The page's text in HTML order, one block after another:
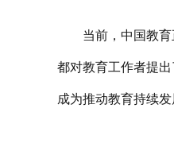
当前，中国教
都对教育工作者提
成为推动教育持续发